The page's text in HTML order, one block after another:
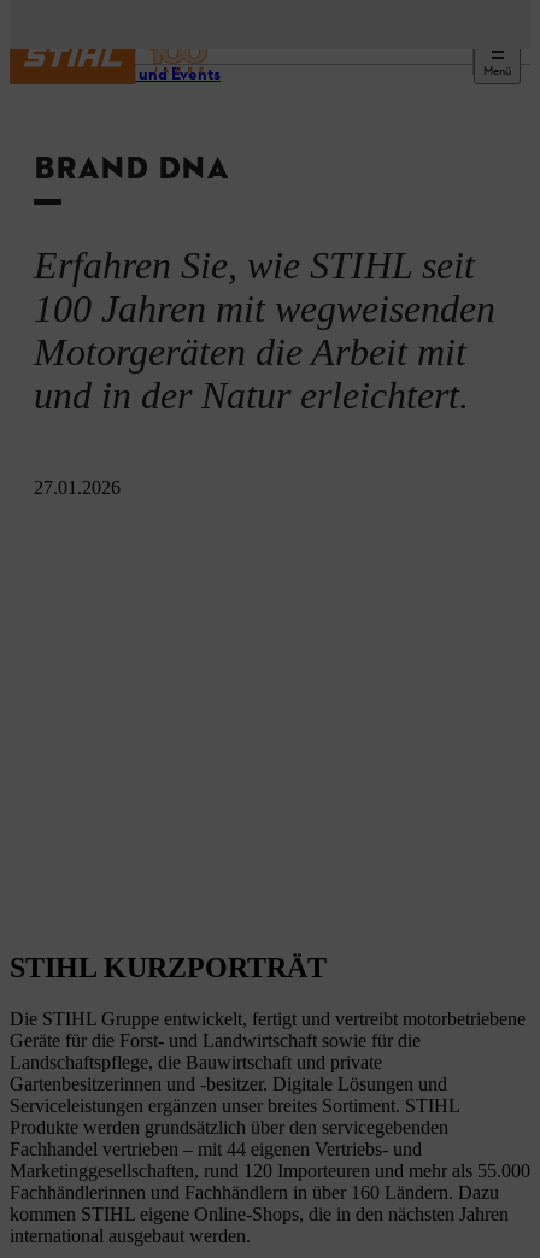
Menü
Service und Events
BRAND DNA
Erfahren Sie, wie STIHL seit
100 Jahren mit wegweisenden
Motorgeräten die Arbeit mit
und in der Natur erleichtert.
27.01.2026
STIHL KURZPORTRÄT
Die STIHL Gruppe entwickelt, fertigt und vertreibt motorbetriebene
Geräte für die Forst- und Landwirtschaft sowie für die
Landschaftspflege, die Bauwirtschaft und private
Gartenbesitzerinnen und -besitzer. Digitale Lösungen und
Serviceleistungen ergänzen unser breites Sortiment. STIHL
Produkte werden grundsätzlich über den servicegebenden
Fachhandel vertrieben – mit 44 eigenen Vertriebs- und
Marketinggesellschaften, rund 120 Importeuren und mehr als 55.000
Fachhändlerinnen und Fachhändlern in über 160 Ländern. Dazu
kommen STIHL eigene Online-Shops, die in den nächsten Jahren
international ausgebaut werden.